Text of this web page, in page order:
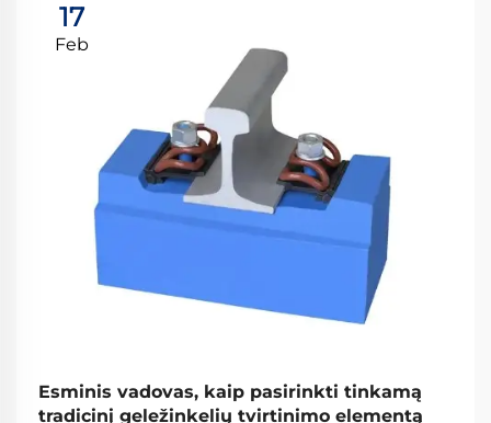
17
Feb
Esminis vadovas, kaip pasirinkti tinkamą
tradicinį geležinkelių tvirtinimo elementą